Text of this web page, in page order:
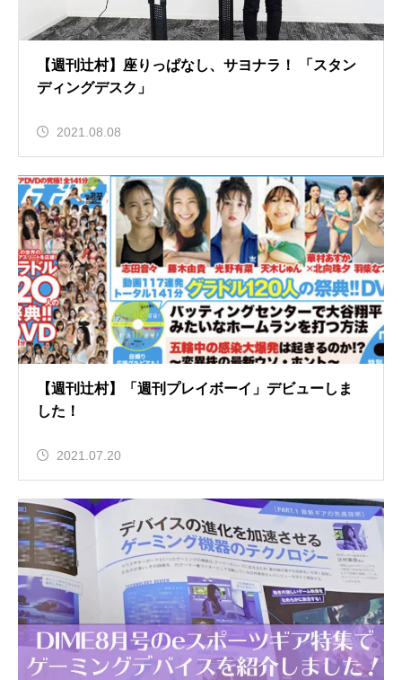
【週刊辻村】座りっぱなし、サヨナラ！ 「スタン
ディングデスク」
2021.08.08
【週刊辻村】「週刊プレイボーイ」デビューしま
した！
2021.07.20